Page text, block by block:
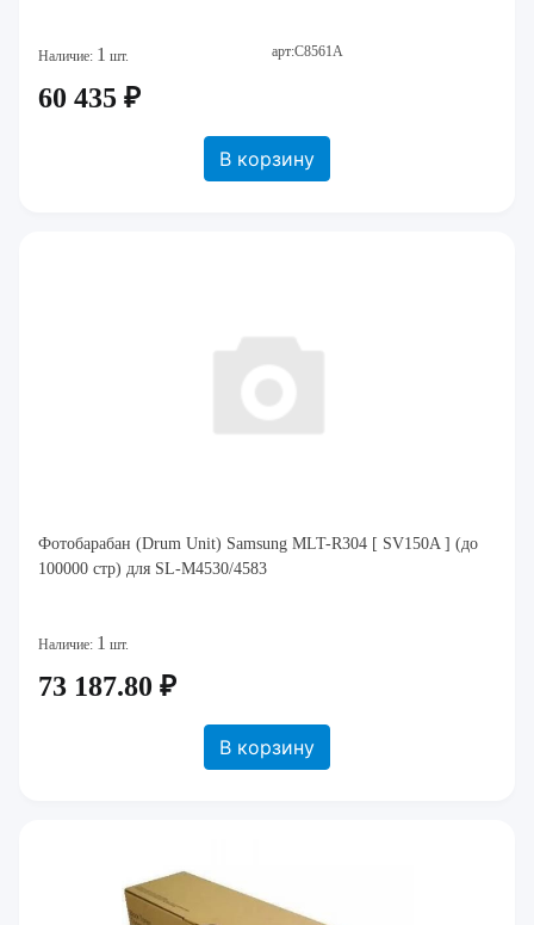
Наличие: 1 шт. арт:C8561A
60 435 ₽
В корзину
Фотобарабан (Drum Unit) Samsung MLT-R304 [ SV150A ] (до
100000 стр) для SL-M4530/4583
Наличие: 1 шт.
73 187.80 ₽
В корзину